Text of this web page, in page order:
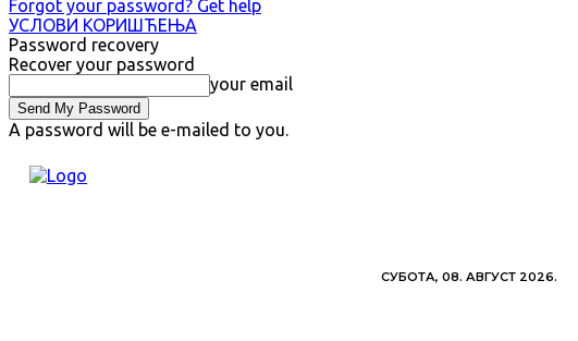
Forgot your password? Get help
УСЛОВИ КОРИШЋЕЊА
Password recovery
Recover your password
your email
A password will be e-mailed to you.
СУБОТА, 08. АВГУСТ 2026.